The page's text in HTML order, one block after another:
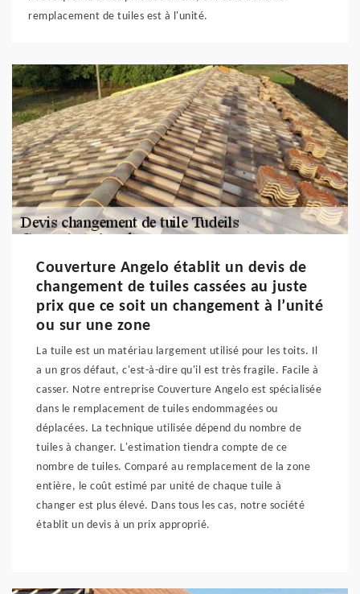
remplacement de tuiles est à l'unité.
Couverture Angelo établit un devis de
changement de tuiles cassées au juste
prix que ce soit un changement à l’unité
ou sur une zone
La tuile est un matériau largement utilisé pour les toits. Il
a un gros défaut, c'est-à-dire qu'il est très fragile. Facile à
casser. Notre entreprise Couverture Angelo est spécialisée
dans le remplacement de tuiles endommagées ou
déplacées. La technique utilisée dépend du nombre de
tuiles à changer. L'estimation tiendra compte de ce
nombre de tuiles. Comparé au remplacement de la zone
entière, le coût estimé par unité de chaque tuile à
changer est plus élevé. Dans tous les cas, notre société
établit un devis à un prix approprié.